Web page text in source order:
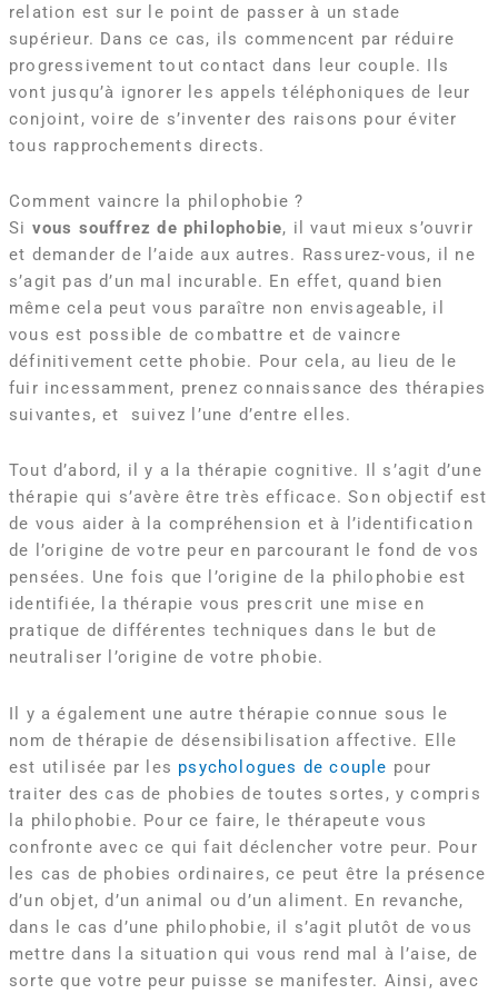
relation est sur le point de passer à un stade
supérieur. Dans ce cas, ils commencent par réduire
progressivement tout contact dans leur couple. Ils
vont jusqu’à ignorer les appels téléphoniques de leur
conjoint, voire de s’inventer des raisons pour éviter
tous rapprochements directs.
Comment vaincre la philophobie ?
Si vous souffrez de philophobie, il vaut mieux s’ouvrir
et demander de l’aide aux autres. Rassurez-vous, il ne
s’agit pas d’un mal incurable. En effet, quand bien
même cela peut vous paraître non envisageable, il
vous est possible de combattre et de vaincre
définitivement cette phobie. Pour cela, au lieu de le
fuir incessamment, prenez connaissance des thérapies
suivantes, et suivez l’une d’entre elles.
Tout d’abord, il y a la thérapie cognitive. Il s’agit d’une
thérapie qui s’avère être très efficace. Son objectif est
de vous aider à la compréhension et à l’identification
de l’origine de votre peur en parcourant le fond de vos
pensées. Une fois que l’origine de la philophobie est
identifiée, la thérapie vous prescrit une mise en
pratique de différentes techniques dans le but de
neutraliser l’origine de votre phobie.
Il y a également une autre thérapie connue sous le
nom de thérapie de désensibilisation affective. Elle
est utilisée par les psychologues de couple pour
traiter des cas de phobies de toutes sortes, y compris
la philophobie. Pour ce faire, le thérapeute vous
confronte avec ce qui fait déclencher votre peur. Pour
les cas de phobies ordinaires, ce peut être la présence
d’un objet, d’un animal ou d’un aliment. En revanche,
dans le cas d’une philophobie, il s’agit plutôt de vous
mettre dans la situation qui vous rend mal à l’aise, de
sorte que votre peur puisse se manifester. Ainsi, avec